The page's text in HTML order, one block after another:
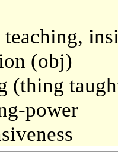
(obj)
(thing
power